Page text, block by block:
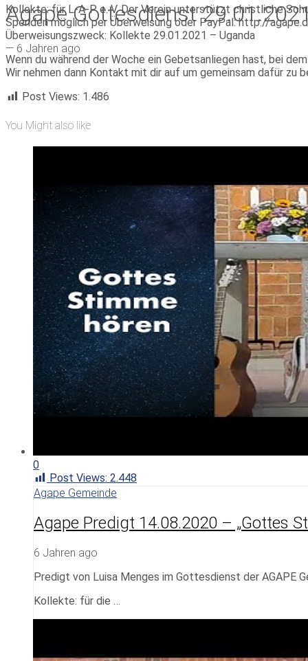
Agape Gottesdienst
— 6 Jahren ago
Kollekte: für L-A-P e. V. Der Verein unterstützt christliche
Spenden möglich per Überweisung oder PayPal: http://
Überweisungszweck: Kollekte 29.01.2021 – Uganda
Wenn du während der Woche ein Gebetsanliegen hast, bei
Wir nehmen dann Kontakt mit dir auf um gemeinsam dafür zu
Post Views: 1.486
You Might also like
0
Post Views: 2.448
Agape Gemeinde
Agape Predigt 14.08.2020 – „Gottes
6 Jahren ago
Predigt von Luisa Menges im Gottesdienst der AGAPE
Kollekte: für die …